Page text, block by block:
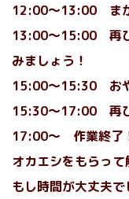
12:00〜13:00 ま
13:00〜15:00 再び
みましょう！
15:00〜15:30 お
15:30〜17:00 再
17:00〜 作業終了
オカエシをもらって
もし時間が大丈夫